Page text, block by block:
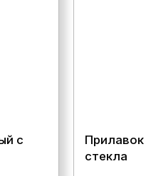
с
стекла